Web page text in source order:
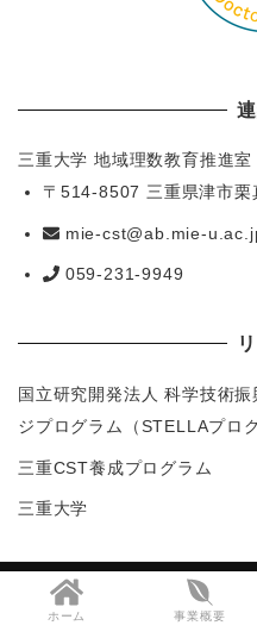
三重大学 地域理数教育推進室
〒514-8507 三重県津市栗
mie-cst@ab.mie-
059-231-9949
国立研究開発法人 科学技術
ジプログラム（STELLAプロ
三重CST養成プログラム
三重大学
Copyright (C) 三重ジュニア
ホーム 事業概要